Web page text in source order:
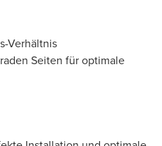
Verhältnis
Seiten für optimale